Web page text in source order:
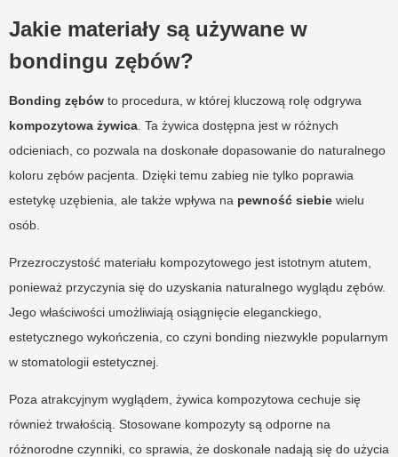
Jakie materiały są używane w
bondingu zębów?
Bonding zębów to procedura, w której kluczową rolę odgrywa
kompozytowa żywica . Ta żywica dostępna jest w różnych
odcieniach, co pozwala na doskonałe dopasowanie do naturalnego
koloru zębów pacjenta. Dzięki temu zabieg nie tylko poprawia
estetykę uzębienia, ale także wpływa na pewność siebie wielu
osób.
Przezroczystość materiału kompozytowego jest istotnym atutem,
ponieważ przyczynia się do uzyskania naturalnego wyglądu zębów.
Jego właściwości umożliwiają osiągnięcie eleganckiego,
estetycznego wykończenia, co czyni bonding niezwykle popularnym
w stomatologii estetycznej.
Poza atrakcyjnym wyglądem, żywica kompozytowa cechuje się
również trwałością. Stosowane kompozyty są odporne na
różnorodne czynniki, co sprawia, że doskonale nadają się do użycia